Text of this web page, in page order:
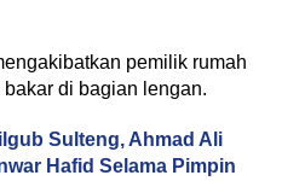
pemilik rumah
di bagian lengan.
Sulteng, Ahmad Ali
Hafid Selama Pimpin